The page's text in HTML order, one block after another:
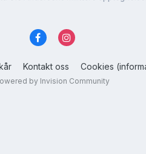
Kontakt oss Cookies
by Invision Community